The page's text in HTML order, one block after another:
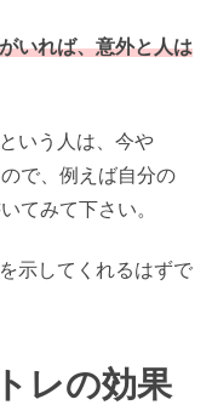
いれば、意外と人は
いう人は、今や
で、例えば自分の
てみて下さい。
示してくれるはずで
レの効果